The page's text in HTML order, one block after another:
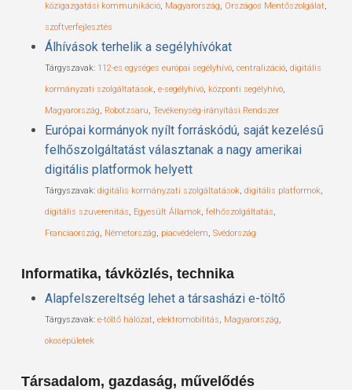
közigazgatási kommunikáció, Magyarország, Országos Mentőszolgálat,
szoftverfejlesztés
Álhívások terhelik a segélyhívókat
Tárgyszavak: 112-es egységes európai segélyhívó, centralizáció, digitális
kormányzati szolgáltatások, e-segélyhívó, központi segélyhívó,
Magyarország, Robotzsaru, Tevékenység-irányítási Rendszer
Európai kormányok nyílt forráskódú, saját kezelésű
felhőszolgáltatást választanak a nagy amerikai
digitális platformok helyett
Tárgyszavak: digitális kormányzati szolgáltatások, digitális platformok,
digitális szuverenitás, Egyesült Államok, felhőszolgáltatás,
Franciaország, Németország, piacvédelem, Svédország
Informatika, távközlés, technika
Alapfelszereltség lehet a társasházi e-töltő
Tárgyszavak: e-töltő hálózat, elektromobilitás, Magyarország,
okosépületek
Társadalom, gazdaság, művelődés